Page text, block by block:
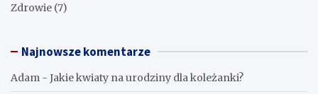
Zdrowie (7)
Najnowsze komentarze
Adam - Jakie kwiaty na urodziny dla koleżanki?